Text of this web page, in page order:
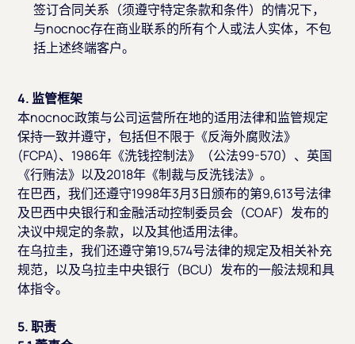
签订合同关系（须遵守特定条款和条件）的情况下，
与nocnoc存在商业联系的所有个人或法人实体，不包
括上述终端客户。
4. 监管框架
本nocnoc政策与公司运营所在地的适用法律和监管规定
保持一致并遵守，包括但不限于《反海外腐败法》
(FCPA)、1986年《洗钱控制法》（公法99-570）、英国
《行贿法》以及2018年《制裁与反洗钱法》。
在巴西，我们还遵守1998年3月3日颁布的第9,613号法律
及巴西中央银行和金融活动控制委员会（COAF）发布的
决议中规定的条款，以及其他适用法律。
在乌拉圭，我们还遵守第19,574号法律的规定及相关补充
规范，以及乌拉圭中央银行（BCU）发布的一般法规和具
体指令。
5. 职责